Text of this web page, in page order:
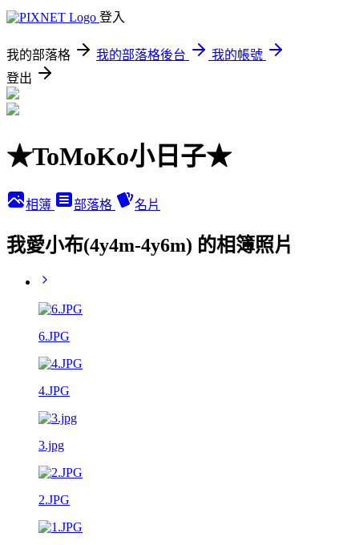
登入
我的部落格 我的部落格後台
我的帳號
登出
★ToMoKo小日子★
相簿 部落格 名片
我愛小布(4y4m-4y6m) 的相簿照片
6.JPG
4.JPG
3.jpg
2.JPG